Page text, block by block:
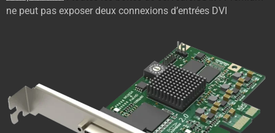
ne peut pas exposer deux connexions d’entrées DVI